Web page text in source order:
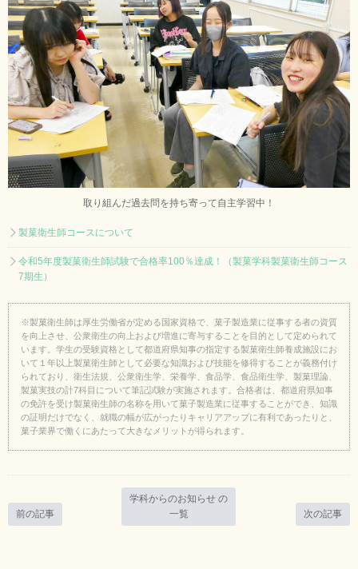
取り組んだ過去問を持ち寄って自主学習中！
製菓衛生師コースについて
令和5年度製菓衛生師試験で合格率100％達成！（製菓学科製菓衛生師コース
7期生）
※製菓衛生師は厚生労働省が定める国家資格で、菓子製造業に従事する者の資質
を向上させ、公衆衛生の向上および増進に寄与することを目的として定められて
います。学生の受験資格として都道府県知事の指定する製菓衛生師養成施設にお
いて１年以上製菓衛生師として必要な知識および技能を修得することが義務付け
られており、衛生法規、公衆衛生学、栄養学、食品学、食品衛生学、製菓理論、
製菓実技の計7科目について筆記試験が実施されます。合格者は、都道府県知事
の免許を受け製菓衛生師の名称を用いて菓子製造業に従事することができ、知識
の証明だけでなく、就職の幅が広がったりキャリアアップに有利であったりと、
菓子業界で働くにあたって大きなメリットが得られます。
前の記事
学科からのお知らせ の
一覧
次の記事